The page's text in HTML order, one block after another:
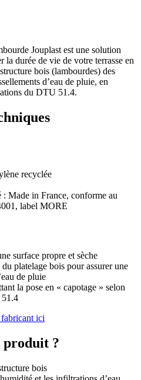
Jouplast est une solution
durée de vie de votre terrasse en
bois (lambourdes) des
d’eau de pluie, en
du DTU 51.4.
recyclée
Made in France, conforme au
label MORE
surface propre et sèche
platelage bois pour assurer une
de pluie
la pose en « capotage » selon
ici
produit ?
bois